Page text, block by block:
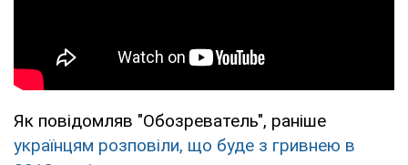
Як повідомляв "Обозреватель", раніше
українцям розповіли, що буде з гривнею в